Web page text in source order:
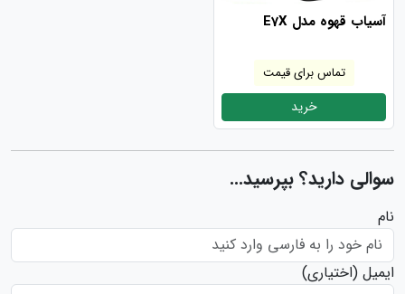
آسیاب قهوه مدل E7X
تماس برای قیمت
خرید
سوالی دارید؟ بپرسید...
نام
ایمیل (اختیاری)